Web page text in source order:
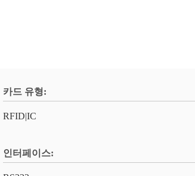
카드 유형:
RFID|IC
인터페이스: